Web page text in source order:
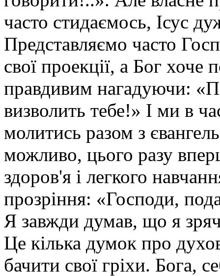
часто стидаємось, Ісус
Представляємо часто
свої проекції, а Бог хоче
правдивим нагадуючи:
визволить тебе!» І ми в
молитись разом з
можливо, цього разу
здоров'я і легкого
прозріння: «Господи,
Я завжди думав, що я
Це кілька думок про
бачити свої гріхи. Бога,